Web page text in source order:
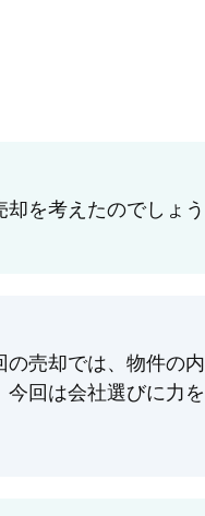
を考えたのでしょう
売却では、物件の内
回は会社選びに力を